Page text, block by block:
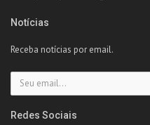
Notícias
Receba notícias por email.
Redes Sociais